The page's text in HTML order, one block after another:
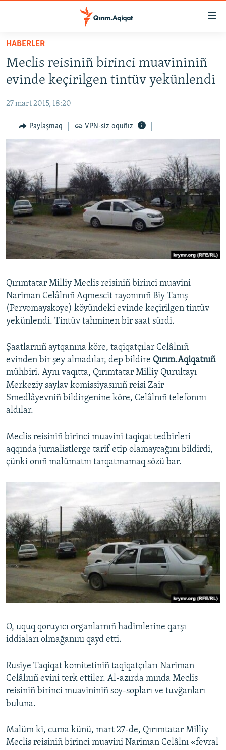
Esas
qaytmaq
Baş
qaytmaq
qaytmaq
HABERLER
SİYASET
CEMİYET
MEDENİYET
İNSAN AQLARI
SÜRET
BLOGLAR
FİKİR
Русский
Українською
QOŞULIÑIZ!
HABERLER
Meclis reisiniñ birinci muavininiñ
evinde keçirilgen tintüv yekünlendi
27 mart 2015, 18:20
Paylaşmaq VPN-siz oquñız
Qırımtatar Milliy Meclis reisiniñ birinci muavini
Nariman Celâlnıñ Aqmescit rayonınıñ Biy Tanış
(Pervomayskoye) köyündeki evinde keçirilgen tintüv
yekünlendi. Tintüv tahminen bir saat sürdi.
Şaatlarnıñ aytqanına köre, taqiqatçılar Celâlnıñ
evinden bir şey almadılar, dep bildire Qırım.Aqiqatnıñ
mühbiri. Aynı vaqıtta, Qırımtatar Milliy Qurultayı
Merkeziy saylav komissiyasınıñ reisi Zair
Smedlâyevniñ bildirgenine köre, Celâlnıñ telefonını
aldılar.
Meclis reisiniñ birinci muavini taqiqat tedbirleri
aqqında jurnalistlerge tarif etip olamaycağını bildirdi,
çünki onıñ malümatnı tarqatmamaq sözü bar.
O, uquq qoruyıcı organlarnıñ hadimlerine qarşı
iddiaları olmağanını qayd etti.
Rusiye Taqiqat komitetiniñ taqiqatçıları Nariman
Celâlnıñ evini terk ettiler. Al-azırda mında Meclis
reisiniñ birinci muavininiñ soy-sopları ve tuvğanları
buluna.
Malüm ki, cuma künü, mart 27-de, Qırımtatar Milliy
Meclis reisiniñ birinci muavini Nariman Celâlnı «fevral